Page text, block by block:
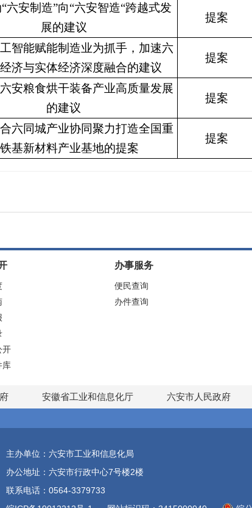
六安制造”向“六安智造“跨越式发
展的建议
提案
智能赋能制造业为抓手，加速六
济与实体经济深度融合的建议
提案
安粮食烘干装备产业高质量发展
的建议
提案
六同城产业协同聚力打造全国重
基新材料产业基地的提案
提案
开
库
办事服务
便民查询
办件查询
安徽省工业和信息化厅 六安市人民政府
主办单位：六安市工业和信息化局
办公地址：六安市行政中心7号楼2楼
联系电话：0564-3379733